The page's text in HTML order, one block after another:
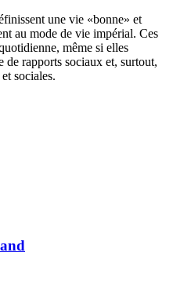
une vie «bonne» et
au mode de vie impérial. Ces
même si elles
de rapports sociaux et, surtout,
sociales.